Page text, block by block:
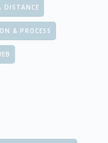
DISTANCE
& PROCESS